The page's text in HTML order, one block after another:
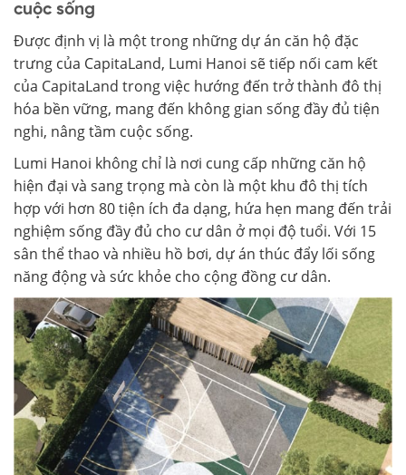
cuộc sống
Được định vị là một trong những dự án căn hộ đặc
trưng của CapitaLand, Lumi Hanoi sẽ tiếp nối cam kết
của CapitaLand trong việc hướng đến trở thành đô thị
hóa bền vững, mang đến không gian sống đầy đủ tiện
nghi, nâng tầm cuộc sống.
Lumi Hanoi không chỉ là nơi cung cấp những căn hộ
hiện đại và sang trọng mà còn là một khu đô thị tích
hợp với hơn 80 tiện ích đa dạng, hứa hẹn mang đến trải
nghiệm sống đầy đủ cho cư dân ở mọi độ tuổi. Với 15
sân thể thao và nhiều hồ bơi, dự án thúc đẩy lối sống
năng động và sức khỏe cho cộng đồng cư dân.